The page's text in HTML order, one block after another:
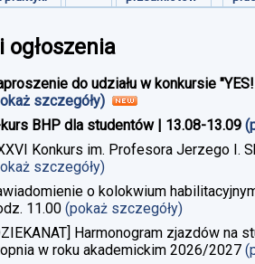
do udziału w konkursie
szczegóły)
BHP dla studentów | 13.08-13.09
Konkurs im. Profesora Jerzego I.
szczegóły)
o kolokwium
11.00 (pokaż szczegóły)
Harmonogram zjazdów na
w roku akademickim 2026/2027